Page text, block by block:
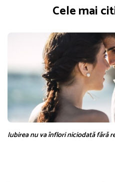
Cele mai
Iubirea nu va înflori niciodată fără